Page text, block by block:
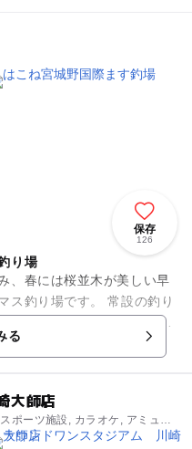
保存
126
り場
、春には桜並木が美しい早
ス釣り場です。 常設の釣り
などの魚を1日2回放流。貸
る
大師店
ポーツ施設, カラオケ, アミュー